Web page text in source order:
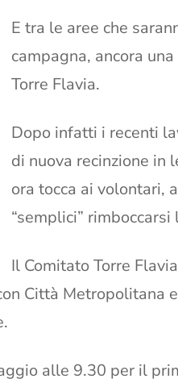
E tra le aree che
campagna, ancora
Torre Flavia.
Dopo infatti i recenti
di nuova recinzione in
ora tocca ai volontari,
“semplici” rimboccarsi
Il Comitato Torre
Città Metropolitana
alle 9.30 per il